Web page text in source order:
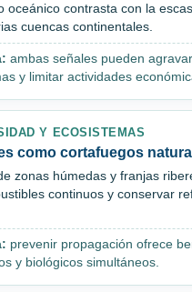
oceánico contrasta con la
cuencas continentales.
ambas señales pueden
y limitar actividades
Y ECOSISTEMAS
como cortafuegos
zonas húmedas y franjas
continuos y conservar
prevenir propagación ofrece
y biológicos simultáneos.